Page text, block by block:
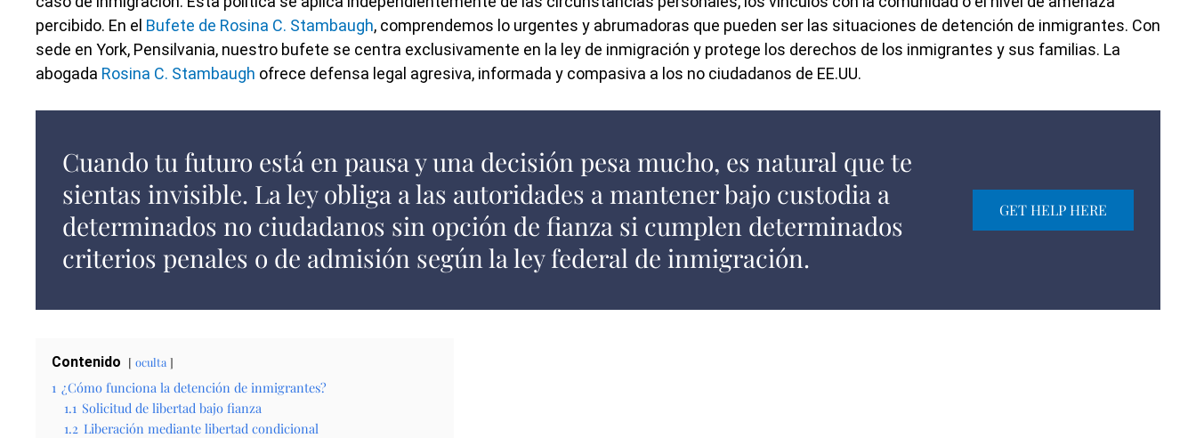
percibido. En el Bufete de Rosina C. Stambaugh, comprendemos lo urgentes y abrumadoras que pueden ser las situaciones de detención de inmigrantes. Con
sede en York, Pensilvania, nuestro bufete se centra exclusivamente en la ley de inmigración y protege los derechos de los inmigrantes y sus familias. La
abogada Rosina C. Stambaugh ofrece defensa legal agresiva, informada y compasiva a los no ciudadanos de EE.UU.
Cuando tu futuro está en pausa y una decisión pesa mucho, es natural que te
sientas invisible. La ley obliga a las autoridades a mantener bajo custodia a
determinados no ciudadanos sin opción de fianza si cumplen determinados
criterios penales o de admisión según la ley federal de inmigración.
GET HELP HERE
Contenido oculta
1 ¿Cómo funciona la detención de inmigrantes?
1.1 Solicitud de libertad bajo fianza
1.2 Liberación mediante libertad condicional